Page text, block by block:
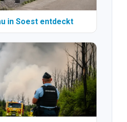
in Soest entdeckt